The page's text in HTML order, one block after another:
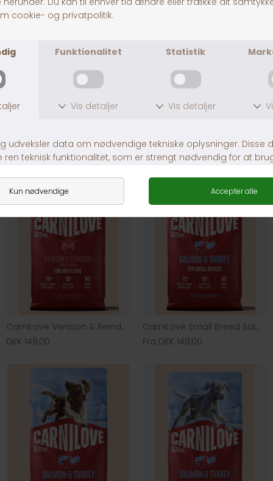
30 dages returret
1-3 dages levering
CarniLove Venison & Reindeer & Wild Boar
DKK 149,00
CarniLove Small Breed Salmon & Turkey
Fra DKK 149,00